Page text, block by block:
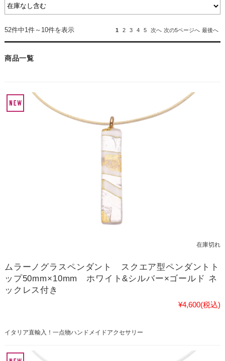
52件中1件～10件を表示 1 2 3 4 5 次へ 次の5ページへ 最後へ
商品一覧
在庫切れ
ムラーノグラスペンダント スクエア型ペンダントト
ップ50mm×10mm ホワイト&シルバー×ゴールド ネ
ックレス付き
¥4,600(税込)
イタリア直輸入！一点物ハンドメイドアクセサリー